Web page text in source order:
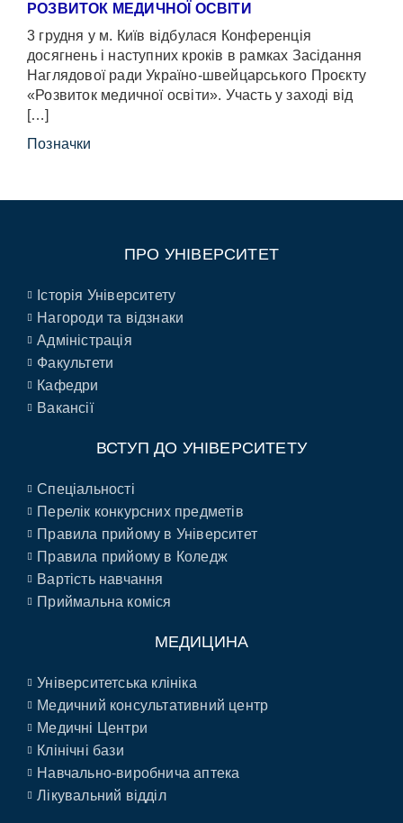
РОЗВИТОК МЕДИЧНОЇ ОСВІТИ
3 грудня у м. Київ відбулася Конференція
досягнень і наступних кроків в рамках Засідання
Наглядової ради Україно-швейцарського Проєкту
«Розвиток медичної освіти». Участь у заході від
[…]
Позначки
ПРО УНІВЕРСИТЕТ
Історія Університету
Нагороди та відзнаки
Адміністрація
Факультети
Кафедри
Вакансії
ВСТУП ДО УНІВЕРСИТЕТУ
Спеціальності
Перелік конкурсних предметів
Правила прийому в Університет
Правила прийому в Коледж
Вартість навчання
Приймальна коміся
МЕДИЦИНА
Університетська клініка
Медичний консультативний центр
Медичні Центри
Клінічні бази
Навчально-виробнича аптека
Лікувальний відділ